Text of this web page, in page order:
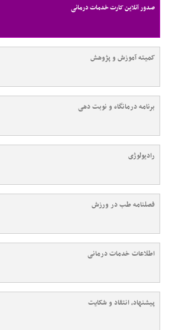
صدور آنلاین کارت خدمات درمانی
کمیته آموزش و پژوهش
برنامه درمانگاه و نوبت دهی
رادیولوژی
فصلنامه طب در ورزش
اطلاعات خدمات درمانی
پیشنهاد، انتقاد و شکایت